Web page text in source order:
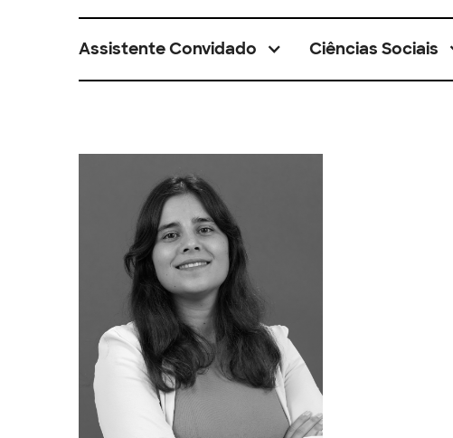
Assistente Convidado Ciências Sociais